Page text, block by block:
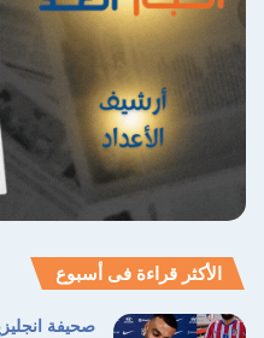
الأكثر قراءة فى أسبوع
صحيفة